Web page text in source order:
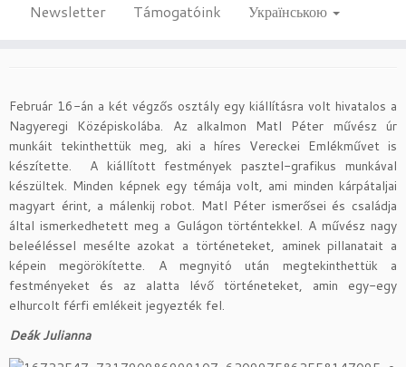
Newsletter
Támogatóink Українською
Február 16-án a két végzős osztály egy kiállításra volt hivatalos a
Nagyeregi Középiskolába. Az alkalmon Matl Péter művész úr
munkáit tekinthettük meg, aki a híres Vereckei Emlékművet is
készítette. A kiállított festmények pasztel-grafikus munkával
készültek. Minden képnek egy témája volt, ami minden kárpátaljai
magyart érint, a málenkij robot. Matl Péter ismerősei és családja
által ismerkedhetett meg a Gulágon történtekkel. A művész nagy
beleéléssel mesélte azokat a történeteket, aminek pillanatait a
képein megörökítette. A megnyitó után megtekinthettük a
festményeket és az alatta lévő történeteket, amin egy-egy
elhurcolt férfi emlékeit jegyezték fel.
Deák Julianna